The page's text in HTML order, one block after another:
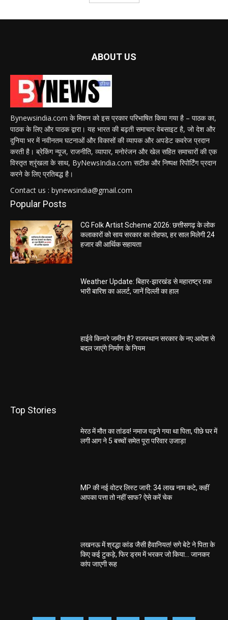
ABOUT US
Bynewsindia.com के मिशन को इस प्रकार परिभाषित किया गया है – पाठक का,
पाठक के लिए और पाठक द्वारा। यह भारत की बढ़ती समाचार वेबसाइट है, जो देश और
दुनिया भर में नवीनतम घटनाओं और विकासों की व्यापक और अपडेट कवरेज प्रदान
करती है। ब्रेकिंग न्यूज, राजनीति, व्यापार, मनोरंजन और खेल सहित समाचारों की एक
विस्तृत श्रृंखला के साथ, ByNewsIndia.com सटीक और निष्पक्ष रिपोर्टिंग प्रदान
करने के लिए प्रतिबद्ध है।
Contact us : bynewsindia@gmail.com
Popular Posts
CG Folk Artist Scheme 2026: छत्तीसगढ़ के लोक
कलाकारों को साय सरकार का तोहफा, हर साल मिलेगी 24
हजार की आर्थिक सहायता
Weather Update: बिहार-झारखंड से महाराष्ट्र तक
भारी बारिश का अलर्ट, जानें दिल्ली का हाल
हाईवे किनारे जमीन है? राजस्थान सरकार के नए आदेश से
बदल जाएंगे निर्माण के नियम
Top Stories
मेरठ में मौत का तांडव! नमाज पढ़ने गया था पिता, पीछे घर में
लगी आग ने 5 बच्चों समेत पूरा परिवार उजाड़ा
MP की नई वोटर लिस्ट जारी: 34 लाख नाम कटे, कहीं
आपका पत्ता तो नहीं साफ? ऐसे करें चेक
लखनऊ में श्रद्धा कांड जैसी हैवानियत! सगे बेटे ने पिता के
किए कई टुकड़े, फिर ड्रम में भरकर जो किया… जानकर
कांप जाएगी रूह